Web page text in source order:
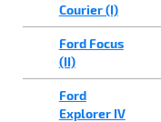
Courier (I)
Ford Focus
(II)
Ford
Explorer IV